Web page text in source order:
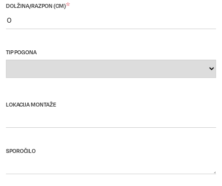
DOLŽINA/RAZPON (CM)*
TIP POGONA
LOKACIJA MONTAŽE
SPOROČILO